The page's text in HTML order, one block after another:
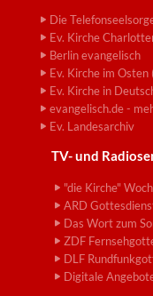
Die
Ev. Kirche
Berlin evangelisch
Ev. Kirche im Osten
Ev. Kirche in
evangelisch.de -
Ev. Landesarchiv
TV- und
"die Kirche"
ARD
Das Wort zum
ZDF
DLF
Digitale